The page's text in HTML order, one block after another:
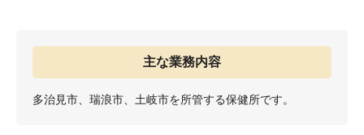
主な業務内容
多治見市、瑞浪市、土岐市を所管する保健所です。